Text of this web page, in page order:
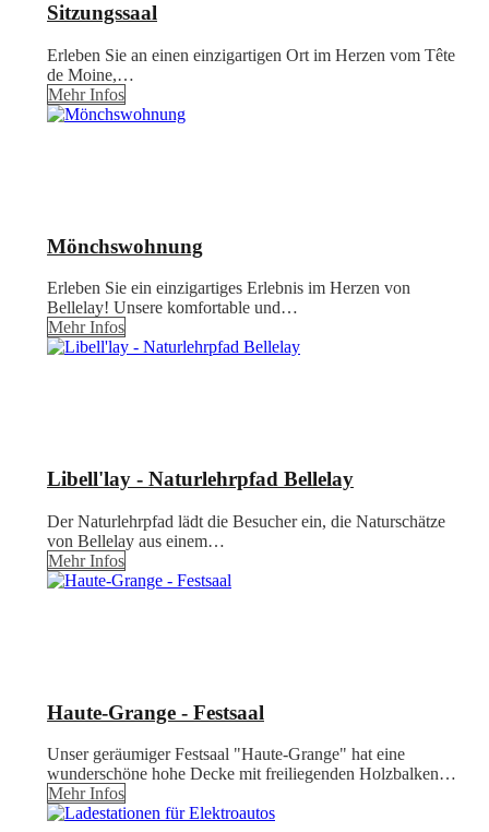
Sitzungssaal
Erleben Sie an einen einzigartigen Ort im Herzen vom Tête
de Moine,…
Mehr Infos
Mönchswohnung
Erleben Sie ein einzigartiges Erlebnis im Herzen von
Bellelay! Unsere komfortable und…
Mehr Infos
Libell'lay - Naturlehrpfad Bellelay
Der Naturlehrpfad lädt die Besucher ein, die Naturschätze
von Bellelay aus einem…
Mehr Infos
Haute-Grange - Festsaal
Unser geräumiger Festsaal "Haute-Grange" hat eine
wunderschöne hohe Decke mit freiliegenden Holzbalken…
Mehr Infos